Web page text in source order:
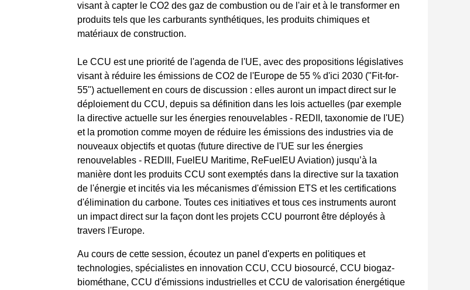
visant à capter le CO2 des gaz de combustion ou de l'air et à le transformer en
produits tels que les carburants synthétiques, les produits chimiques et
matériaux de construction.
Le CCU est une priorité de l'agenda de l'UE, avec des propositions législatives
visant à réduire les émissions de CO2 de l'Europe de 55 % d'ici 2030 ("Fit-for-
55") actuellement en cours de discussion : elles auront un impact direct sur le
déploiement du CCU, depuis sa définition dans les lois actuelles (par exemple
la directive actuelle sur les énergies renouvelables - REDII, taxonomie de l'UE)
et la promotion comme moyen de réduire les émissions des industries via de
nouveaux objectifs et quotas (future directive de l'UE sur les énergies
renouvelables - REDIII, FuelEU Maritime, ReFuelEU Aviation) jusqu’à la
manière dont les produits CCU sont exemptés dans la directive sur la taxation
de l'énergie et incités via les mécanismes d'émission ETS et les certifications
d'élimination du carbone. Toutes ces initiatives et tous ces instruments auront
un impact direct sur la façon dont les projets CCU pourront être déployés à
travers l'Europe.
Au cours de cette session, écoutez un panel d'experts en politiques et
technologies, spécialistes en innovation CCU, CCU biosourcé, CCU biogaz-
biométhane, CCU d'émissions industrielles et CCU de valorisation énergétique